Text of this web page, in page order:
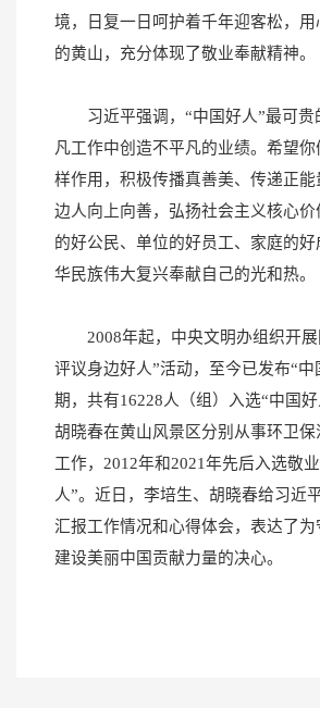
境，日复一日呵护着千年迎客松，
的黄山，充分体现了敬业奉献精神。
习近平强调，“中国好人”最可贵
凡工作中创造不平凡的业绩。希望
样作用，积极传播真善美、传递正
边人向上向善，弘扬社会主义核心
的好公民、单位的好员工、家庭的
华民族伟大复兴奉献自己的光和热。
2008年起，中央文明办组织开展
评议身边好人”活动，至今已发布“中
期，共有16228人（组）入选“中国好
胡晓春在黄山风景区分别从事环卫
工作，2012年和2021年先后入选敬
人”。近日，李培生、胡晓春给习近
汇报工作情况和心得体会，表达了为
建设美丽中国贡献力量的决心。